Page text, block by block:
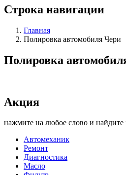
Строка навигации
Главная
Полировка автомобиля Чери
Полировка
Акция
нажмите на любое слово и найдите
Автомеханик
Ремонт
Диагностика
Масло